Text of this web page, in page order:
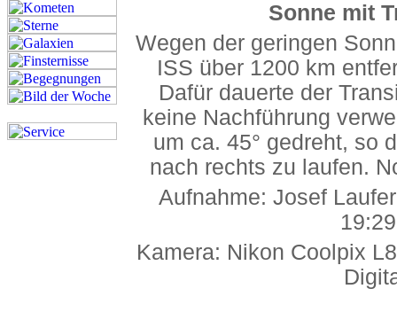
Sonne mit
Wegen der geringen
ISS über 1200 km
Dafür dauerte der
keine Nachführung
um ca. 45° gedreht, so
nach rechts zu laufen.
Aufnahme: Josef
Kamera: Nikon Coolpix